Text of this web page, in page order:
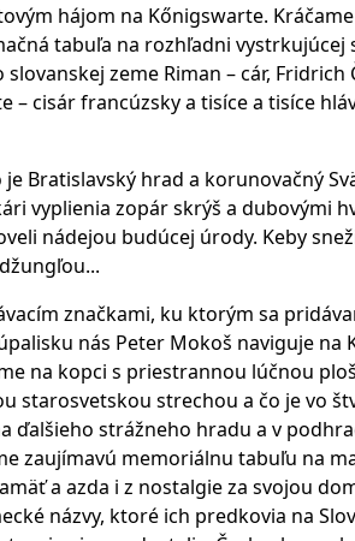
hájom na Kőnigswarte.
tabuľa na rozhľadni
zeme Riman – cár,
– cisár francúzsky a tisíce a tisíce
Bratislavský hrad a korunovačný
vyplienia zopár skrýš a dubovými
nádejou budúcej úrody. Keby
značkami, ku ktorým sa
nás Peter Mokoš naviguje
na kopci s priestrannou lúčnou
starosvetskou strechou a čo je vo
ďalšieho strážneho hradu a v
zaujímavú memoriálnu tabuľu na
a azda i z nostalgie za svojou
názvy, ktoré ich predkovia na